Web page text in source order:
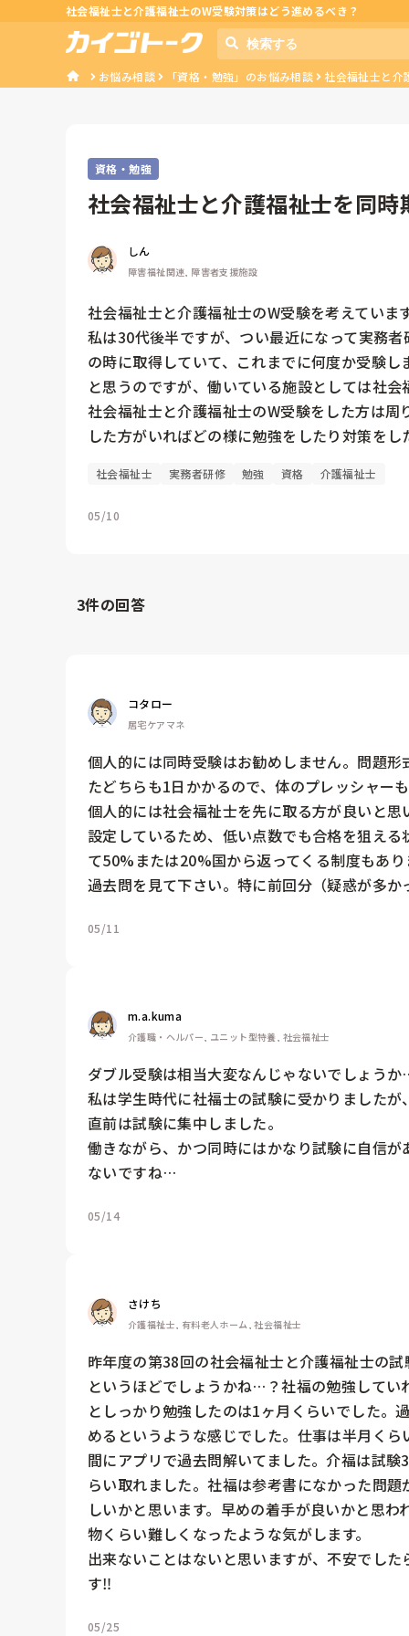
社会福祉士と介護福祉士のW受験対策はどう進めるべき？
お悩み相談 「資格・勉強」のお悩み相談 社会福祉士と介
資格・勉強
社会福祉士と介護福祉士を同
しん
障害福祉関連, 障害者支援施設
社会福祉士と介護福祉士のW受験を考えていま
私は30代後半ですが、つい最近になって実務
の時に取得していて、これまでに何度か受験
と思うのですが、働いている施設としては社
社会福祉士と介護福祉士のW受験をした方は
した方がいればどの様に勉強をしたり対策を
社会福祉士 実務者研修 勉強 資格 介護福祉士
05/10
3件の回答
コタロー
居宅ケアマネ
個人的には同時受験はお勧めしません。問題
たどちらも1日かかるので、体のプレッシャー
個人的には社会福祉士を先に取る方が良いと
設定しているため、低い点数でも合格を狙え
て50%または20%国から返ってくる制度もあ
過去問を見て下さい。特に前回分（疑惑が多か
05/11
m.a.kuma
介護職・ヘルパー, ユニット型特養, 社会福祉士
ダブル受験は相当大変なんじゃないでしょう
私は学生時代に社福士の試験に受かりました
直前は試験に集中しました。
働きながら、かつ同時にはかなり試験に自信
ないですね…
05/14
さけち
介護福祉士, 有料老人ホーム, 社会福祉士
昨年度の第38回の社会福祉士と介護福祉士の
というほどでしょうかね…？社福の勉強して
としっかり勉強したのは1ヶ月くらいでした。
めるというような感じでした。仕事は半月く
間にアプリで過去問解いてました。介福は試
らい取れました。社福は参考書になかった問
しいかと思います。早めの着手が良いかと思
物くらい難しくなったような気がします。
出来ないことはないと思いますが、不安でし
す‼️
05/25